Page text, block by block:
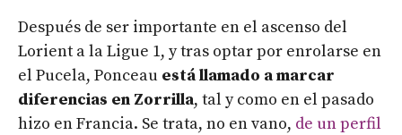
Después de ser importante en el ascenso del
Lorient a la Ligue 1, y tras optar por enrolarse en
el Pucela, Ponceau está llamado a marcar
diferencias en Zorrilla, tal y como en el pasado
hizo en Francia. Se trata, no en vano, de un perfil